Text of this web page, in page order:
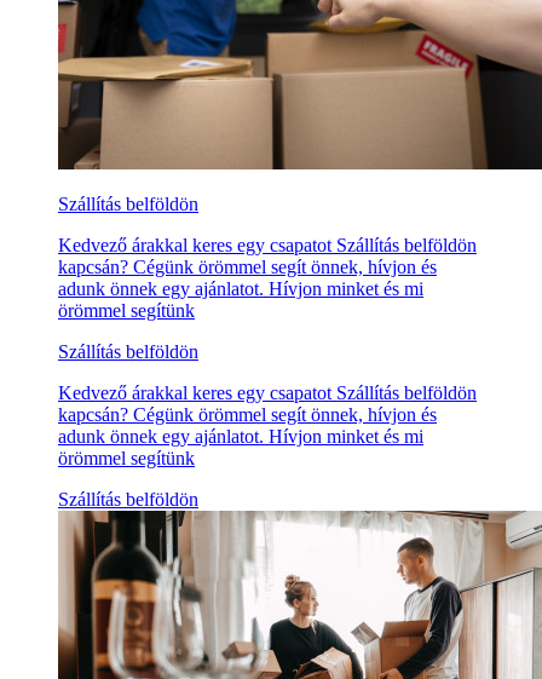
Szállítás belföldön
Kedvező árakkal keres egy csapatot Szállítás belföldön
kapcsán? Cégünk örömmel segít önnek, hívjon és
adunk önnek egy ajánlatot. Hívjon minket és mi
örömmel segítünk
Szállítás belföldön
Kedvező árakkal keres egy csapatot Szállítás belföldön
kapcsán? Cégünk örömmel segít önnek, hívjon és
adunk önnek egy ajánlatot. Hívjon minket és mi
örömmel segítünk
Szállítás belföldön